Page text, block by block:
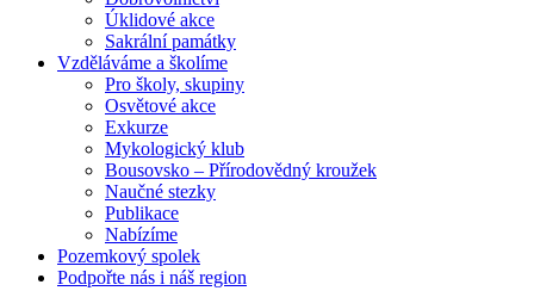
Úklidové akce
Sakrální památky
Vzděláváme a školíme
Pro školy, skupiny
Osvětové akce
Exkurze
Mykologický klub
Bousovsko – Přírodovědný kroužek
Naučné stezky
Publikace
Nabízíme
Pozemkový spolek
Podpořte nás i náš region